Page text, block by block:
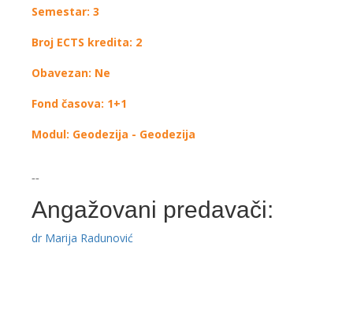
Semestar: 3
Broj ECTS kredita: 2
Obavezan: Ne
Fond časova: 1+1
Modul: Geodezija - Geodezija
--
Angažovani predavači:
dr Marija Radunović